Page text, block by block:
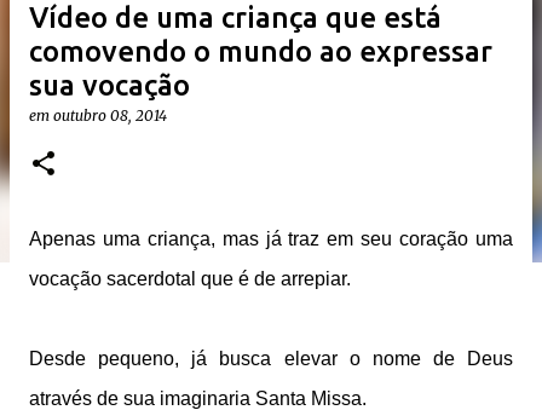
Vídeo de uma criança que está
comovendo o mundo ao expressar
sua vocação
em outubro 08, 2014
Apenas uma criança, mas já traz em seu coração uma
vocação sacerdotal que é de arrepiar.
Desde pequeno, já busca elevar o nome de Deus
através de sua imaginaria Santa Missa.